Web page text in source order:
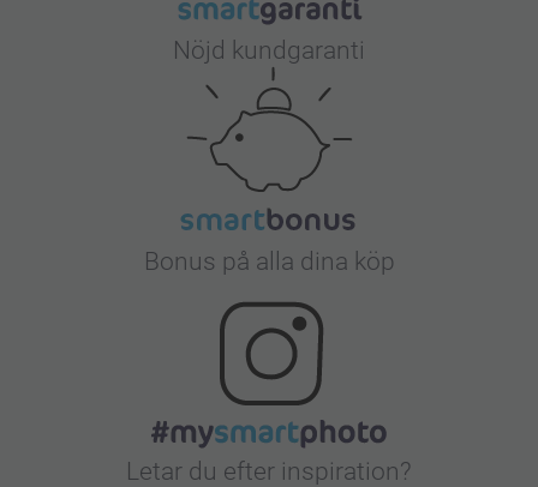
Nöjd kundgaranti
Bonus på alla dina köp
Letar du efter inspiration?